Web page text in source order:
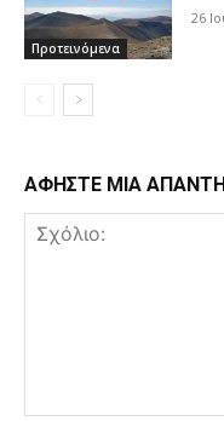
Προτεινόμενα
26
ΑΦΗΣΤΕ ΜΙΑ